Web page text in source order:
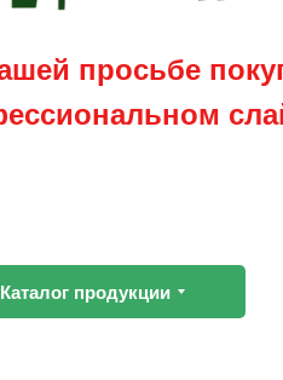
просьбе
Каталог продукции